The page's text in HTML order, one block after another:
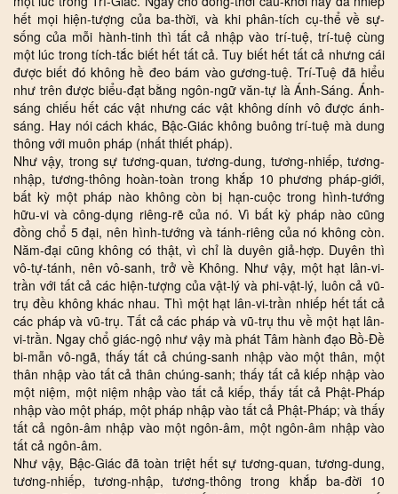
hết mọi hiện-tượng của ba-thời, và khi phân-tích cụ-thể về sự-
sống của mỗi hành-tinh thì tất cả nhập vào trí-tuệ, trí-tuệ cùng
một lúc trong tích-tắc biết hết tất cả. Tuy biết hết tất cả nhưng cái
được biết đó không hề đeo bám vào gương-tuệ. Trí-Tuệ đã hiểu
như trên được biểu-đạt bằng ngôn-ngữ văn-tự là Ánh-Sáng. Ánh-
sáng chiếu hết các vật nhưng các vật không dính vô được ánh-
sáng. Hay nói cách khác, Bậc-Giác không buông trí-tuệ mà dung
thông với muôn pháp (nhất thiết pháp).
Như vậy, trong sự tương-quan, tương-dung, tương-nhiếp, tương-
nhập, tương-thông hoàn-toàn trong khắp 10 phương pháp-giới,
bất kỳ một pháp nào không còn bị hạn-cuộc trong hình-tướng
hữu-vi và công-dụng riêng-rẽ của nó. Vì bất kỳ pháp nào cũng
đồng chổ 5 đại, nên hình-tướng và tánh-riêng của nó không còn.
Năm-đại cũng không có thật, vì chỉ là duyên giả-hợp. Duyên thì
vô-tự-tánh, nên vô-sanh, trở về Không. Như vậy, một hạt lân-vi-
trần với tất cả các hiện-tượng của vật-lý và phi-vật-lý, luôn cả vũ-
trụ đều không khác nhau. Thì một hạt lân-vi-trần nhiếp hết tất cả
các pháp và vũ-trụ. Tất cả các pháp và vũ-trụ thu về một hạt lân-
vi-trần. Ngay chổ giác-ngộ như vậy mà phát Tâm hành đạo Bồ-Đề
bi-mẫn vô-ngã, thấy tất cả chúng-sanh nhập vào một thân, một
thân nhập vào tất cả thân chúng-sanh; thấy tất cả kiếp nhập vào
một niệm, một niệm nhập vào tất cả kiếp, thấy tất cả Phật-Pháp
nhập vào một pháp, một pháp nhập vào tất cả Phật-Pháp; và thấy
tất cả ngôn-âm nhập vào một ngôn-âm, một ngôn-âm nhập vào
tất cả ngôn-âm.
Như vậy, Bậc-Giác đã toàn triệt hết sự tương-quan, tương-dung,
tương-nhiếp, tương-nhập, tương-thông trong khắp ba-đời 10